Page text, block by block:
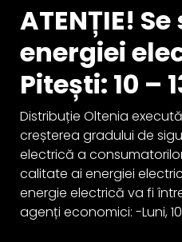
ATENȚIE!
energiei
Pitești: 10 –
Distribuție Oltenia
creșterea gradului de
electrică a
calitate ai energiei
energie electrică va fi
agenți economici: -Luni,